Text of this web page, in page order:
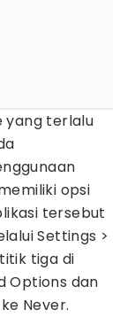
yang terlalu
opsi
tersebut
Settings >
tiga di
Options dan
Never.